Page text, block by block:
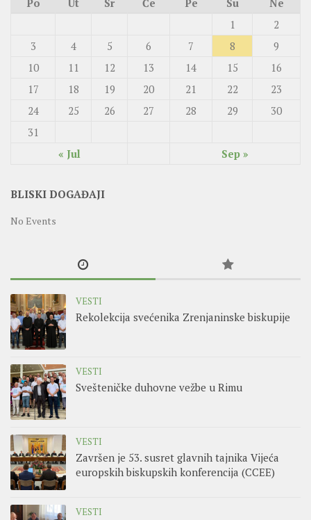
Po Ut Sr Če Pe Su Ne
« Jul Sep »
1
2
3
4 5 6 7 8
9
10
11 12 13 14 15
16
17
18 19 20 21 22
23
24
25 26 27 28 29
30
31
BLISKI DOGAĐAJI
No Events
VESTI
Rekolekcija svećenika Zrenjaninske biskupije
VESTI
Svešteničke duhovne vežbe u Rimu
VESTI
Završen je 53. susret glavnih tajnika Vijeća
europskih biskupskih konferencija (CCEE)
VESTI